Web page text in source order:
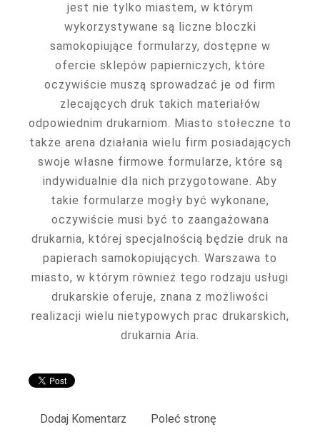
jest nie tylko miastem, w którym
wykorzystywane są liczne bloczki
samokopiujące formularzy, dostępne w
ofercie sklepów papierniczych, które
oczywiście muszą sprowadzać je od firm
zlecających druk takich materiałów
odpowiednim drukarniom. Miasto stołeczne to
także arena działania wielu firm posiadających
swoje własne firmowe formularze, które są
indywidualnie dla nich przygotowane. Aby
takie formularze mogły być wykonane,
oczywiście musi być to zaangażowana
drukarnia, której specjalnością będzie druk na
papierach samokopiujących. Warszawa to
miasto, w którym również tego rodzaju usługi
drukarskie oferuje, znana z możliwości
realizacji wielu nietypowych prac drukarskich,
drukarnia Aria.
Dodaj Komentarz Poleć stronę